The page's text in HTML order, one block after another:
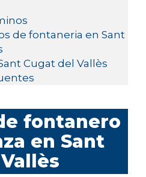
de fontaneria en Sant
Cugat del Vallès
fontanero
en Sant